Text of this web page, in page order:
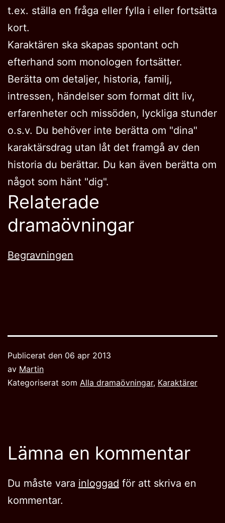
t.ex. ställa en fråga eller fylla i eller fortsätta
kort.
Karaktären ska skapas spontant och
efterhand som monologen fortsätter.
Berätta om detaljer, historia, familj,
intressen, händelser som format ditt liv,
erfarenheter och missöden, lyckliga stunder
o.s.v. Du behöver inte berätta om "dina"
karaktärsdrag utan låt det framgå av den
historia du berättar. Du kan även berätta om
något som hänt "dig".
Relaterade
dramaövningar
Begravningen
Publicerat den 06 apr 2013
av Martin
Kategoriserat som Alla dramaövningar, Karaktärer
Lämna en kommentar
Du måste vara inloggad för att skriva en
kommentar.